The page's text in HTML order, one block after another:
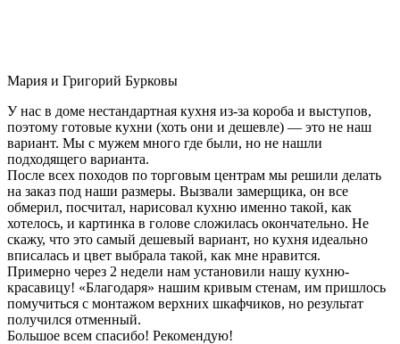
Мария и Григорий Бурковы
У нас в доме нестандартная кухня из-за короба и выступов,
поэтому готовые кухни (хоть они и дешевле) — это не наш
вариант. Мы с мужем много где были, но не нашли
подходящего варианта.
После всех походов по торговым центрам мы решили делать
на заказ под наши размеры. Вызвали замерщика, он все
обмерил, посчитал, нарисовал кухню именно такой, как
хотелось, и картинка в голове сложилась окончательно. Не
скажу, что это самый дешевый вариант, но кухня идеально
вписалась и цвет выбрала такой, как мне нравится.
Примерно через 2 недели нам установили нашу кухню-
красавицу! «Благодаря» нашим кривым стенам, им пришлось
помучиться с монтажом верхних шкафчиков, но результат
получился отменный.
Большое всем спасибо! Рекомендую!